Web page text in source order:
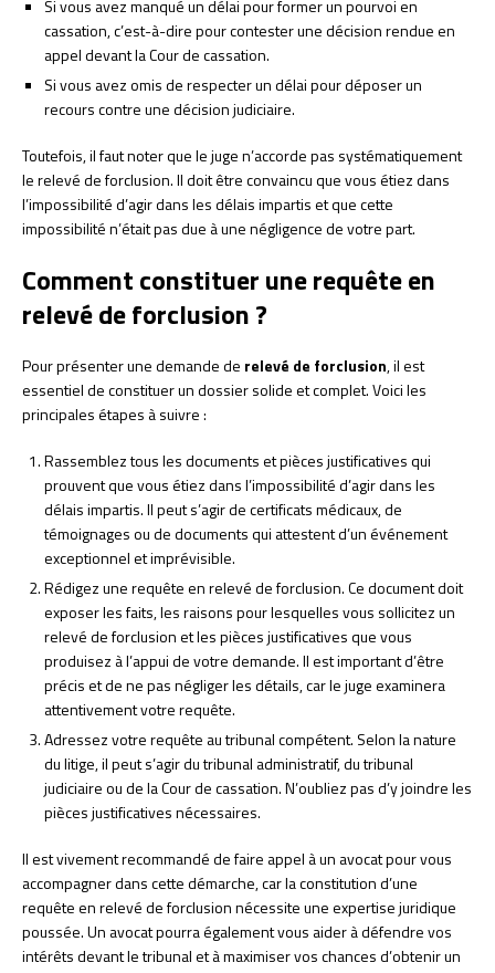
Si vous avez manqué un délai pour former un pourvoi en
cassation, c’est-à-dire pour contester une décision rendue en
appel devant la Cour de cassation.
Si vous avez omis de respecter un délai pour déposer un
recours contre une décision judiciaire.
Toutefois, il faut noter que le juge n’accorde pas systématiquement
le relevé de forclusion. Il doit être convaincu que vous étiez dans
l’impossibilité d’agir dans les délais impartis et que cette
impossibilité n’était pas due à une négligence de votre part.
Comment constituer une requête en
relevé de forclusion ?
Pour présenter une demande de relevé de forclusion, il est
essentiel de constituer un dossier solide et complet. Voici les
principales étapes à suivre :
Rassemblez tous les documents et pièces justificatives qui
prouvent que vous étiez dans l’impossibilité d’agir dans les
délais impartis. Il peut s’agir de certificats médicaux, de
témoignages ou de documents qui attestent d’un événement
exceptionnel et imprévisible.
Rédigez une requête en relevé de forclusion. Ce document doit
exposer les faits, les raisons pour lesquelles vous sollicitez un
relevé de forclusion et les pièces justificatives que vous
produisez à l’appui de votre demande. Il est important d’être
précis et de ne pas négliger les détails, car le juge examinera
attentivement votre requête.
Adressez votre requête au tribunal compétent. Selon la nature
du litige, il peut s’agir du tribunal administratif, du tribunal
judiciaire ou de la Cour de cassation. N’oubliez pas d’y joindre les
pièces justificatives nécessaires.
Il est vivement recommandé de faire appel à un avocat pour vous
accompagner dans cette démarche, car la constitution d’une
requête en relevé de forclusion nécessite une expertise juridique
poussée. Un avocat pourra également vous aider à défendre vos
intérêts devant le tribunal et à maximiser vos chances d’obtenir un